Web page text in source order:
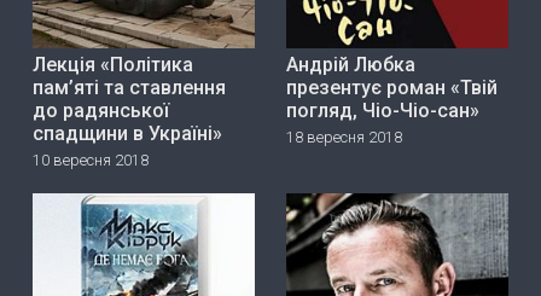
Лекція «Політика
пам’яті та ставлення
до радянської
спадщини в Україні»
10 вересня 2018
Андрій Любка
презентує роман «Твій
погляд, Чіо-Чіо-сан»
18 вересня 2018